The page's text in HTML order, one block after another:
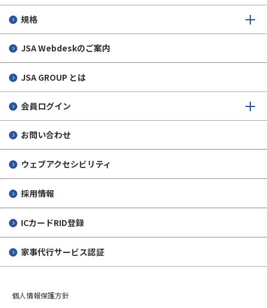
規格
JSA Webdeskのご案内
JSA GROUP とは
会員ログイン
お問い合わせ
ウェブアクセシビリティ
採用情報
ICカードRID登録
家事代行サービス認証
個人情報保護方針